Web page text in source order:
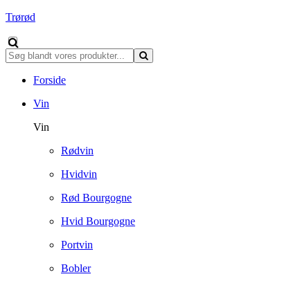
Trørød
Forside
Vin
Vin
Rødvin
Hvidvin
Rød Bourgogne
Hvid Bourgogne
Portvin
Bobler